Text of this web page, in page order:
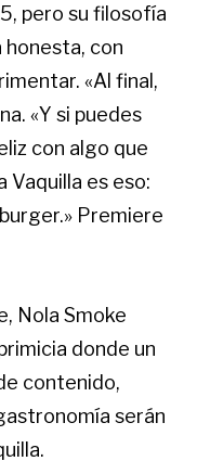
pero su filosofía
honesta, con
«Al final,
«Y si puedes
con algo que
Vaquilla es eso:
Premiere
Nola Smoke
donde un
contenido,
serán